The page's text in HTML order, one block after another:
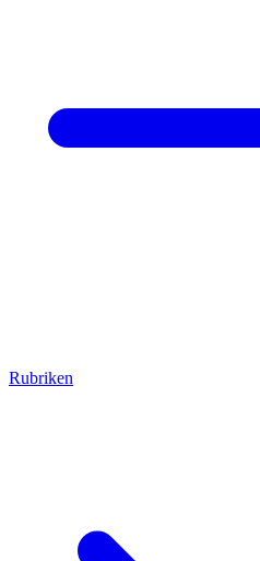
Rubriken